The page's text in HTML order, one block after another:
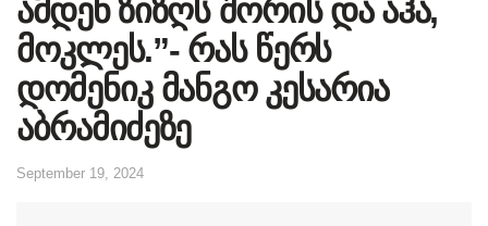
ამდენ ზიზღს შორის და აჰა,
მოკლეს.”- რას წერს
დომენიკ მანგო კესარია
აბრამიძეზე
September 19, 2024